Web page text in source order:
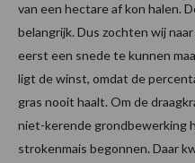
van een hectare af kon halen.
belangrijk. Dus zochten wij
eerst een snede te kunnen
ligt de winst, omdat de
gras nooit haalt. Om de
niet-kerende grondbewerking
strokenmais begonnen. Daar